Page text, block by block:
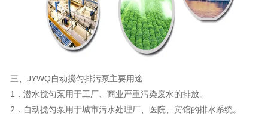
三、JYWQ自动搅匀排污泵主要用途
1．潜水搅匀泵用于工厂、商业严重污染废水的排放。
2．自动搅匀泵用于城市污水处理厂、医院、宾馆的排水系统。